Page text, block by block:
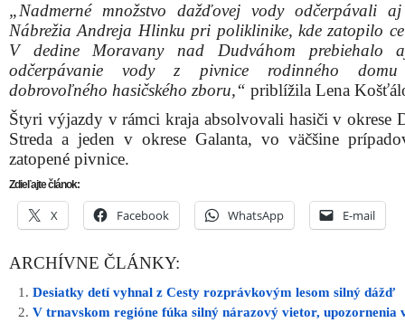
„Nadmerné množstvo dažďovej vody odčerpávali
Nábrežia Andreja Hlinku pri poliklinike, kde zatopilo
V dedine Moravany nad Dudváhom prebiehalo
odčerpávanie vody z pivnice rodinného domu
dobrovoľného hasičského zboru,“ priblížila Lena
Štyri výjazdy v rámci kraja absolvovali hasiči v okrese
Streda a jeden v okrese Galanta, vo väčšine
zatopené pivnice.
Zdieľajte článok:
X Facebook WhatsApp E-mail
ARCHÍVNE ČLÁNKY:
Desiatky detí vyhnal z Cesty rozprávkovým lesom silný dážď
V trnavskom regióne fúka silný nárazový vietor, upozornenia